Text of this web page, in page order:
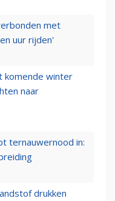
met
uur rijden'
komende winter
naar
ternauwernood in:
drukken